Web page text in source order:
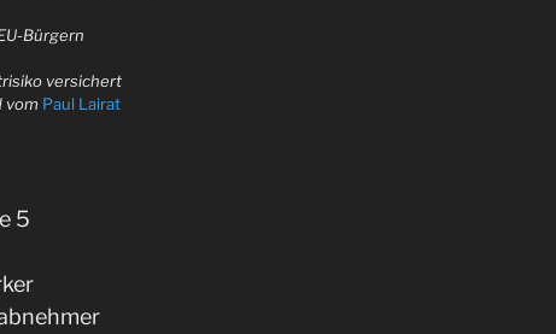
Bürgern
versichert
vom Paul Lairat
5